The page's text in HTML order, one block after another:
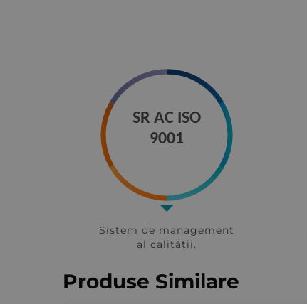
SR AC ISO
9001
Sistem de management
al calității.
Produse Similare